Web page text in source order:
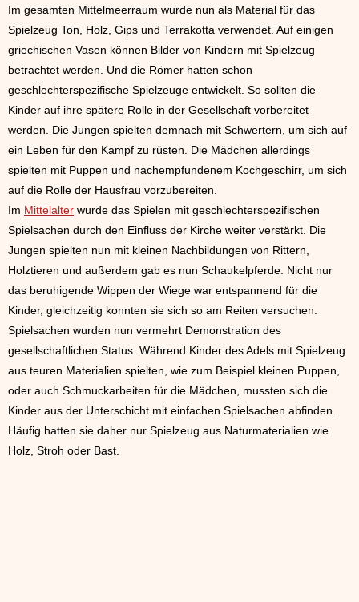
Im gesamten Mittelmeerraum wurde nun als Material für das
Spielzeug Ton, Holz, Gips und Terrakotta verwendet. Auf einigen
griechischen Vasen können Bilder von Kindern mit Spielzeug
betrachtet werden. Und die Römer hatten schon
geschlechterspezifische Spielzeuge entwickelt. So sollten die
Kinder auf ihre spätere Rolle in der Gesellschaft vorbereitet
werden. Die Jungen spielten demnach mit Schwertern, um sich auf
ein Leben für den Kampf zu rüsten. Die Mädchen allerdings
spielten mit Puppen und nachempfundenem Kochgeschirr, um sich
auf die Rolle der Hausfrau vorzubereiten.
Im Mittelalter wurde das Spielen mit geschlechterspezifischen
Spielsachen durch den Einfluss der Kirche weiter verstärkt. Die
Jungen spielten nun mit kleinen Nachbildungen von Rittern,
Holztieren und außerdem gab es nun Schaukelpferde. Nicht nur
das beruhigende Wippen der Wiege war entspannend für die
Kinder, gleichzeitig konnten sie sich so am Reiten versuchen.
Spielsachen wurden nun vermehrt Demonstration des
gesellschaftlichen Status. Während Kinder des Adels mit Spielzeug
aus teuren Materialien spielten, wie zum Beispiel kleinen Puppen,
oder auch Schmuckarbeiten für die Mädchen, mussten sich die
Kinder aus der Unterschicht mit einfachen Spielsachen abfinden.
Häufig hatten sie daher nur Spielzeug aus Naturmaterialien wie
Holz, Stroh oder Bast.